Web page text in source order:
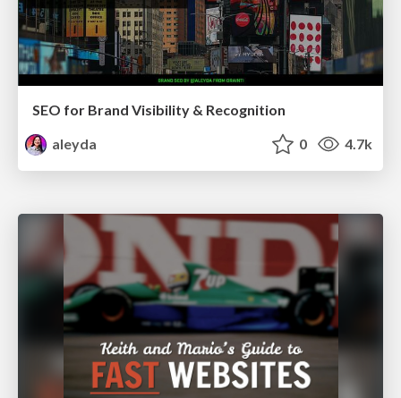
SEO for Brand Visibility & Recognition
aleyda
0 4.7k